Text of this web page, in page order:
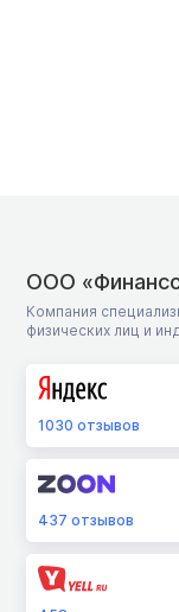
ООО
Компания
физических лиц и
1030 отзывов
437 отзывов